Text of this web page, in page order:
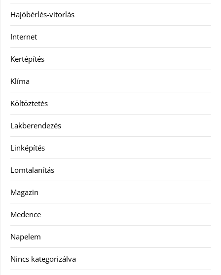
Hajóbérlés-vitorlás
Internet
Kertépítés
Klíma
Költöztetés
Lakberendezés
Linképítés
Lomtalanítás
Magazin
Medence
Napelem
Nincs kategorizálva